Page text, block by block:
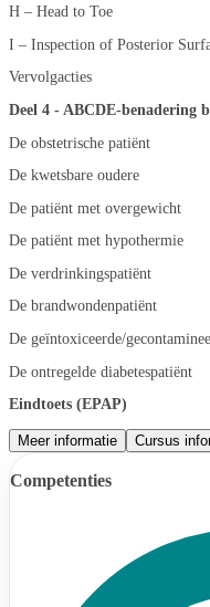
H – Head to Toe
I – Inspection of Posterior
Vervolgacties
Deel 4 - ABCDE-benadering
De obstetrische patiënt
De kwetsbare oudere
De patiënt met overgewicht
De patiënt met hypothermie
De verdrinkingspatiënt
De brandwondenpatiënt
De geïntoxiceerde/
De ontregelde diabetespatiënt
Eindtoets (EPAP)
Meer informatie Cursus
Competenties